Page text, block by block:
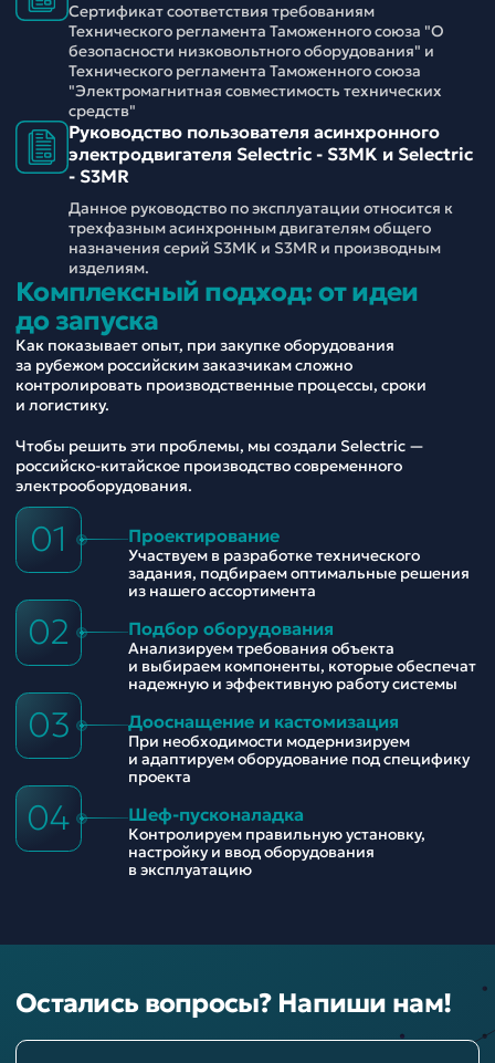
Сертификат соответствия требованиям
Технического регламента Таможенного союза "О
безопасности низковольтного оборудования" и
Технического регламента Таможенного союза
"Электромагнитная совместимость технических
средств"
Руководство пользователя асинхронного
электродвигателя Selectric - S3MK и Selectric
- S3MR
Данное руководство по эксплуатации относится к
трехфазным асинхронным двигателям общего
назначения серий S3MK и S3MR и производным
изделиям.
Комплексный подход: от идеи
до запуска
Как показывает опыт, при закупке оборудования
за рубежом российским заказчикам сложно
контролировать производственные процессы, сроки
и логистику.
Чтобы решить эти проблемы, мы создали Selectric —
российско-китайское производство современного
электрооборудования.
01 Проектирование
Участвуем в разработке технического
задания, подбираем оптимальные решения
из нашего ассортимента
02 Подбор оборудования
Анализируем требования объекта
и выбираем компоненты, которые обеспечат
надежную и эффективную работу системы
03 Дооснащение и кастомизация
При необходимости модернизируем
и адаптируем оборудование под специфику
проекта
04 Шеф-пусконаладка
Контролируем правильную установку,
настройку и ввод оборудования
в эксплуатацию
Остались вопросы? Напиши нам!